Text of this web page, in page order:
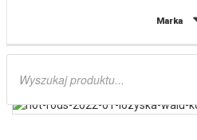
Marka
Wyszukiwarka
Części do quadów
RODS